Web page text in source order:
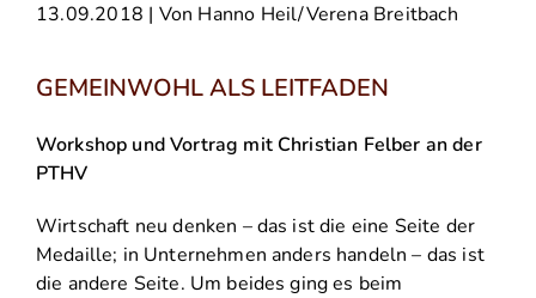
13.09.2018 | Von Hanno Heil/Verena Breitbach
GEMEINWOHL ALS LEITFADEN
Workshop und Vortrag mit Christian Felber an der
PTHV
Wirtschaft neu denken – das ist die eine Seite der
Medaille; in Unternehmen anders handeln – das ist
die andere Seite. Um beides ging es beim